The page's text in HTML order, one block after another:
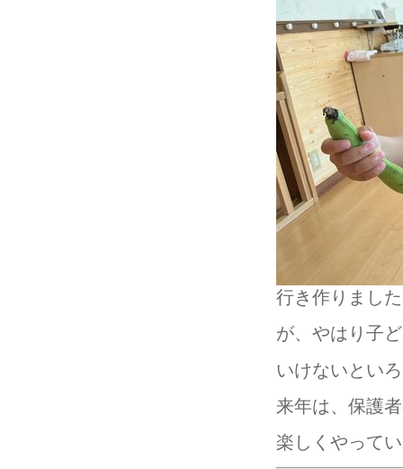
行き作りまし
が、やはり子
いけないとい
来年は、保護
楽しくやって